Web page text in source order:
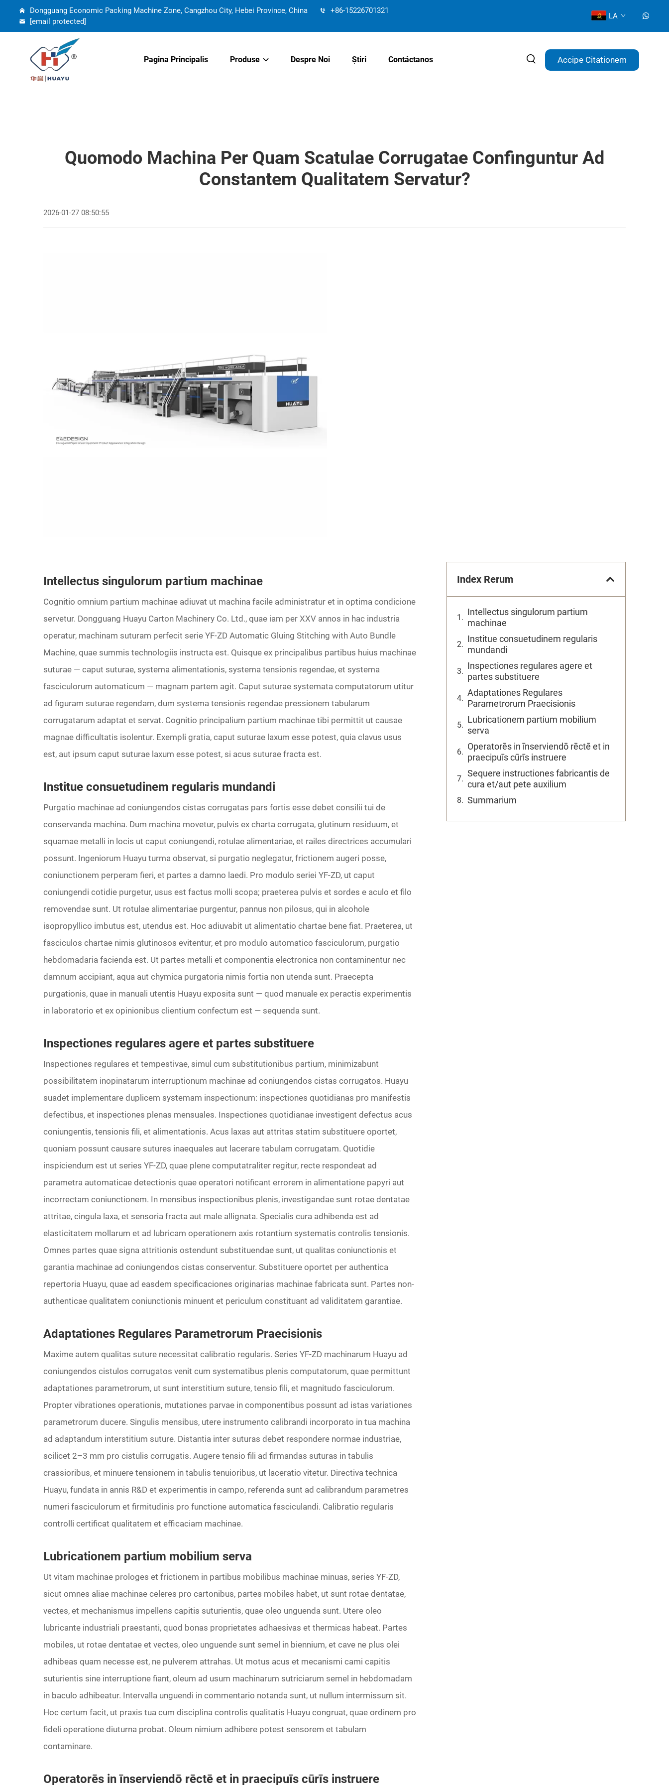
Dongguang Economic Packing Machine Zone, Cangzhou City, Hebei Province, China
+86-15226701321
[email protected]
LA
Pagina Principalis Produse Despre Noi Știri Contáctanos Accipe Citationem
Quomodo Machina Per Quam Scatulae Corrugatae Confinguntur Ad
Constantem Qualitatem Servatur?
2026-01-27 08:50:55
Intellectus singulorum partium machinae
Cognitio omnium partium machinae adiuvat ut machina facile administratur et in optima condicione
servetur. Dongguang Huayu Carton Machinery Co. Ltd., quae iam per XXV annos in hac industria
operatur, machinam suturam perfecit serie YF-ZD Automatic Gluing Stitching with Auto Bundle
Machine, quae summis technologiis instructa est. Quisque ex principalibus partibus huius machinae
suturae — caput suturae, systema alimentationis, systema tensionis regendae, et systema
fasciculorum automaticum — magnam partem agit. Caput suturae systemata computatorum utitur
ad figuram suturae regendam, dum systema tensionis regendae pressionem tabularum
corrugatarum adaptat et servat. Cognitio principalium partium machinae tibi permittit ut causae
magnae difficultatis isolentur. Exempli gratia, caput suturae laxum esse potest, quia clavus usus
est, aut ipsum caput suturae laxum esse potest, si acus suturae fracta est.
Institue consuetudinem regularis mundandi
Purgatio machinae ad coniungendos cistas corrugatas pars fortis esse debet consilii tui de
conservanda machina. Dum machina movetur, pulvis ex charta corrugata, glutinum residuum, et
squamae metalli in locis ut caput coniungendi, rotulae alimentariae, et railes directrices accumulari
possunt. Ingeniorum Huayu turma observat, si purgatio neglegatur, frictionem augeri posse,
coniunctionem perperam fieri, et partes a damno laedi. Pro modulo seriei YF-ZD, ut caput
coniungendi cotidie purgetur, usus est factus molli scopa; praeterea pulvis et sordes e aculo et filo
removendae sunt. Ut rotulae alimentariae purgentur, pannus non pilosus, qui in alcohole
isopropyllico imbutus est, utendus est. Hoc adiuvabit ut alimentatio chartae bene fiat. Praeterea, ut
fasciculos chartae nimis glutinosos evitentur, et pro modulo automatico fasciculorum, purgatio
hebdomadaria facienda est. Ut partes metalli et componentia electronica non contaminentur nec
damnum accipiant, aqua aut chymica purgatoria nimis fortia non utenda sunt. Praecepta
purgationis, quae in manuali utentis Huayu exposita sunt — quod manuale ex peractis experimentis
in laboratorio et ex opinionibus clientium confectum est — sequenda sunt.
Inspectiones regulares agere et partes substituere
Inspectiones regulares et tempestivae, simul cum substitutionibus partium, minimizabunt
possibilitatem inopinatarum interruptionum machinae ad coniungendos cistas corrugatos. Huayu
suadet implementare duplicem systemam inspectionum: inspectiones quotidianas pro manifestis
defectibus, et inspectiones plenas mensuales. Inspectiones quotidianae investigent defectus acus
coniungentis, tensionis fili, et alimentationis. Acus laxas aut attritas statim substituere oportet,
quoniam possunt causare sutures inaequales aut lacerare tabulam corrugatam. Quotidie
inspiciendum est ut series YF-ZD, quae plene computatraliter regitur, recte respondeat ad
parametra automaticae detectionis quae operatori notificant errorem in alimentatione papyri aut
incorrectam coniunctionem. In mensibus inspectionibus plenis, investigandae sunt rotae dentatae
attritae, cingula laxa, et sensoria fracta aut male allignata. Specialis cura adhibenda est ad
elasticitatem mollarum et ad lubricam operationem axis rotantium systematis controlis tensionis.
Omnes partes quae signa attritionis ostendunt substituendae sunt, ut qualitas coniunctionis et
garantia machinae ad coniungendos cistas conserventur. Substituere oportet per authentica
repertoria Huayu, quae ad easdem specificaciones originarias machinae fabricata sunt. Partes non-
authenticae qualitatem coniunctionis minuent et periculum constituant ad validitatem garantiae.
Adaptationes Regulares Parametrorum Praecisionis
Maxime autem qualitas suture necessitat calibratio regularis. Series YF-ZD machinarum Huayu ad
coniungendos cistulos corrugatos venit cum systematibus plenis computatorum, quae permittunt
adaptationes parametrorum, ut sunt interstitium suture, tensio fili, et magnitudo fasciculorum.
Propter vibrationes operationis, mutationes parvae in componentibus possunt ad istas variationes
parametrorum ducere. Singulis mensibus, utere instrumento calibrandi incorporato in tua machina
ad adaptandum interstitium suture. Distantia inter suturas debet respondere normae industriae,
scilicet 2–3 mm pro cistulis corrugatis. Augere tensio fili ad firmandas suturas in tabulis
crassioribus, et minuere tensionem in tabulis tenuioribus, ut laceratio vitetur. Directiva technica
Huayu, fundata in annis R&D et experimentis in campo, referenda sunt ad calibrandum parametres
numeri fasciculorum et firmitudinis pro functione automatica fasciculandi. Calibratio regularis
controlli certificat qualitatem et efficaciam machinae.
Lubricationem partium mobilium serva
Ut vitam machinae prologes et frictionem in partibus mobilibus machinae minuas, series YF-ZD,
sicut omnes aliae machinae celeres pro cartonibus, partes mobiles habet, ut sunt rotae dentatae,
vectes, et mechanismus impellens capitis suturientis, quae oleo unguenda sunt. Utere oleo
lubricante industriali praestanti, quod bonas proprietates adhaesivas et thermicas habeat. Partes
mobiles, ut rotae dentatae et vectes, oleo unguende sunt semel in biennium, et cave ne plus olei
adhibeas quam necesse est, ne pulverem attrahas. Ut motus acus et mecanismi cami capitis
suturientis sine interruptione fiant, oleum ad usum machinarum sutriciarum semel in hebdomadam
in baculo adhibeatur. Intervalla unguendi in commentario notanda sunt, ut nullum intermissum sit.
Hoc certum facit, ut praxis tua cum disciplina controlis qualitatis Huayu congruat, quae ordinem pro
fideli operatione diuturna probat. Oleum nimium adhibere potest sensorem et tabulam
contaminare.
Operatorēs in īnserviendō rēctē et in praecipuīs cūrīs instruere
Index Rerum
Intellectus singulorum partium
machinae
Institue consuetudinem regularis
mundandi
Inspectiones regulares agere et
partes substituere
Adaptationes Regulares
Parametrorum Praecisionis
Lubricationem partium mobilium
serva
Operatorēs in īnserviendō rēctē et in
praecipuīs cūrīs instruere
Sequere instructiones fabricantis de
cura et/aut pete auxilium
Summarium